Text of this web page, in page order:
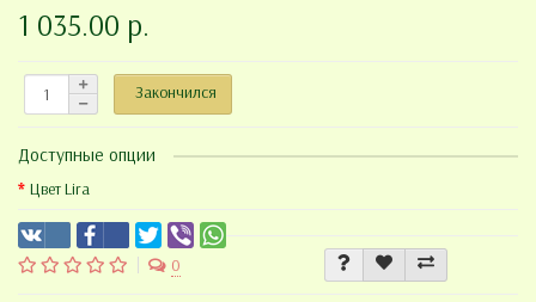
1 035.00 р.
Закончился
Доступные опции
Цвет Lira
0